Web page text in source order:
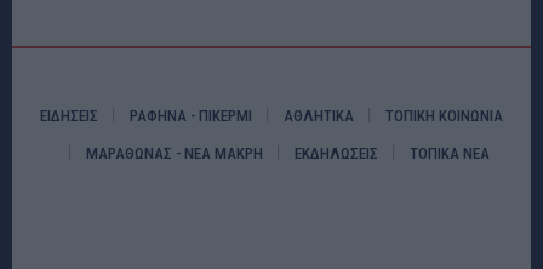
ΕΙΔΗΣΕΙΣ ΡΑΦΗΝΑ - ΠΙΚΕΡΜΙ ΑΘΛΗΤΙΚΑ ΤΟΠΙΚΗ ΚΟΙΝΩΝΙΑ
ΜΑΡΑΘΩΝΑΣ - ΝΕΑ ΜΑΚΡΗ ΕΚΔΗΛΩΣΕΙΣ ΤΟΠΙΚΑ ΝΕΑ